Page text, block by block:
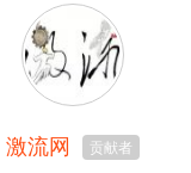
激流网 贡献者